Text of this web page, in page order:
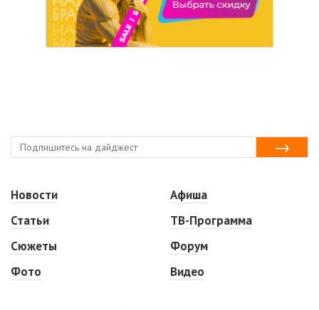
Новости
Статьи
Сюжеты
Фото
Афиша
ТВ-Программа
Форум
Видео